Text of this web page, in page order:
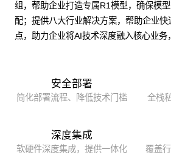
组，帮助企业打造专属R1模型，确保模
配；提供八大行业解决方案，帮助企业
点，助力企业将AI技术深度融入核心业务
安全部署
简化部署流程、降低技术门槛
全栈
深度集成
软硬件深度集成，提供一体化
覆盖